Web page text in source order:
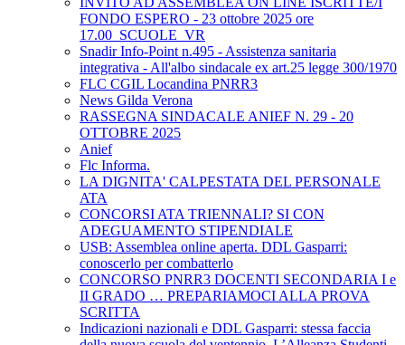
FONDO ESPERO - 23 ottobre 2025 ore
17.00_SCUOLE_VR
Snadir Info-Point n.495 - Assistenza sanitaria
integrativa - All'albo sindacale ex art.25 legge 300/1970
FLC CGIL Locandina PNRR3
News Gilda Verona
RASSEGNA SINDACALE ANIEF N. 29 - 20
OTTOBRE 2025
Anief
Flc Informa.
LA DIGNITA' CALPESTATA DEL PERSONALE
ATA
CONCORSI ATA TRIENNALI? SI CON
ADEGUAMENTO STIPENDIALE
USB: Assemblea online aperta. DDL Gasparri:
conoscerlo per combatterlo
CONCORSO PNRR3 DOCENTI SECONDARIA I e
II GRADO … PREPARIAMOCI ALLA PROVA
SCRITTA
Indicazioni nazionali e DDL Gasparri: stessa faccia